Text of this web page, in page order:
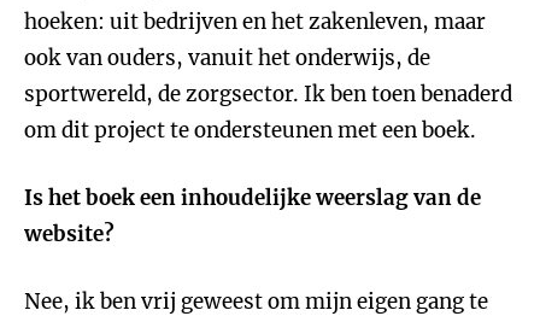
hoeken: uit bedrijven en het zakenleven, maar
ook van ouders, vanuit het onderwijs, de
sportwereld, de zorgsector. Ik ben toen benaderd
om dit project te ondersteunen met een boek.
Is het boek een inhoudelijke weerslag van de
website?
Nee, ik ben vrij geweest om mijn eigen gang te